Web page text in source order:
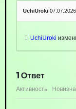
UchiUroki 07.07.2026
UchiUroki
1Ответ
Активность Новизна